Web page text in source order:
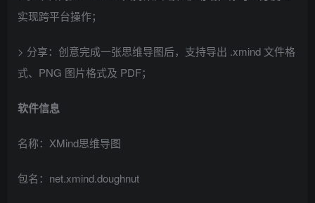
实现跨平台操作；
> 分享：创意完成一张思维导图后，支持导出 .xmind 文件格
式、PNG 图片格式及 PDF；
软件信息
名称：XMind思维导图
包名：net.xmind.doughnut